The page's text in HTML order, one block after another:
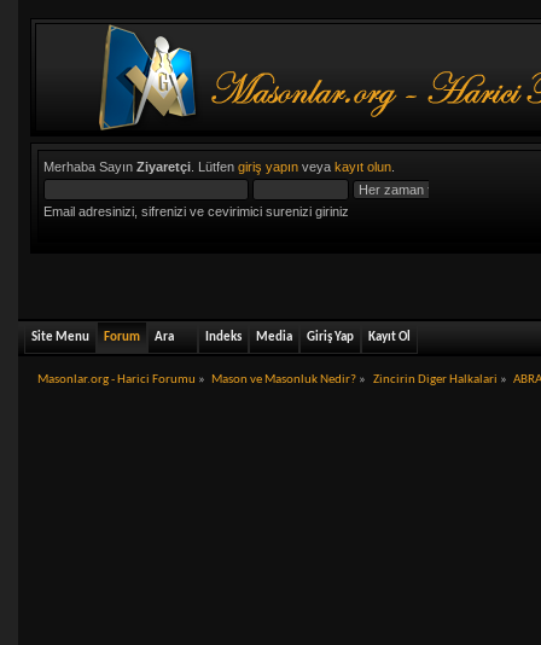
Merhaba Sayın Ziyaretçi. Lütfen giriş yapınveya kayıt olun.
Email adresinizi, sifrenizi ve cevirimici surenizi giriniz
Site Menu Forum Ara Indeks Media Giriş Yap Kayıt Ol
Masonlar.org - Harici Forumu » Mason ve Masonluk Nedir? » Zincirin Diger Halkalari »